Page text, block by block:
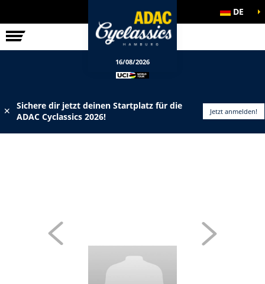
RENNEN DE
16/08/2026
✕
Sichere dir jetzt deinen Startplatz für die
ADAC Cyclassics 2026!
Jetzt anmelden!